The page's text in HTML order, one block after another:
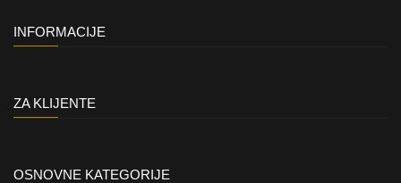
INFORMACIJE
ZA KLIJENTE
OSNOVNE KATEGORIJE